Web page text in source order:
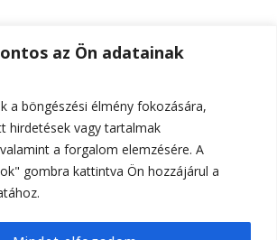
az Ön adatainak
a böngészési élmény fokozására,
hirdetések vagy tartalmak
a forgalom elemzésére. A
gombra kattintva Ön hozzájárul a
2026ELTE Online